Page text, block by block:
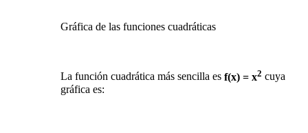
Gráfica de las funciones cuadráticas
La función cuadrática más sencilla es f(x) = x2 cuya
gráfica es: